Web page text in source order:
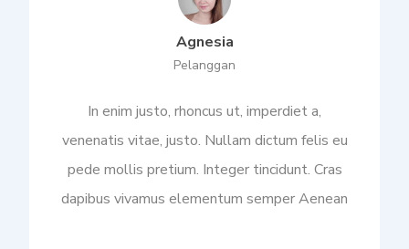
Agnesia
Pelanggan
In enim justo, rhoncus ut, imperdiet a,
venenatis vitae, justo. Nullam dictum felis eu
pede mollis pretium. Integer tincidunt. Cras
dapibus vivamus elementum semper Aenean